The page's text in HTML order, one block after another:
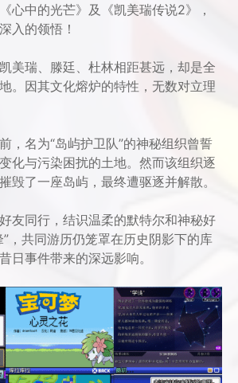
心中的光芒》及《凯美瑞传说2》，
入的领悟！
美瑞、滕廷、杜林相距甚远，却是全
。因其文化熔炉的特性，无数对立理
，名为“岛屿护卫队”的神秘组织曾誓
化与污染困扰的土地。然而该组织逐
毁了一座岛屿，最终遭驱逐并解散。
友同行，结识温柔的默特尔和神秘好
，共同游历仍笼罩在历史阴影下的库
日事件带来的深远影响。